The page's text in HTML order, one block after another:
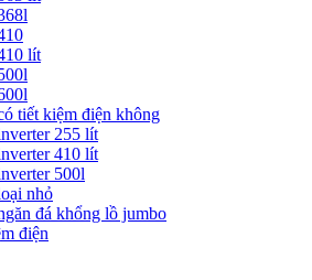
lít
tiết kiệm điện không
255 lít
410 lít
500l
nhỏ
đá khổng lồ jumbo
điện